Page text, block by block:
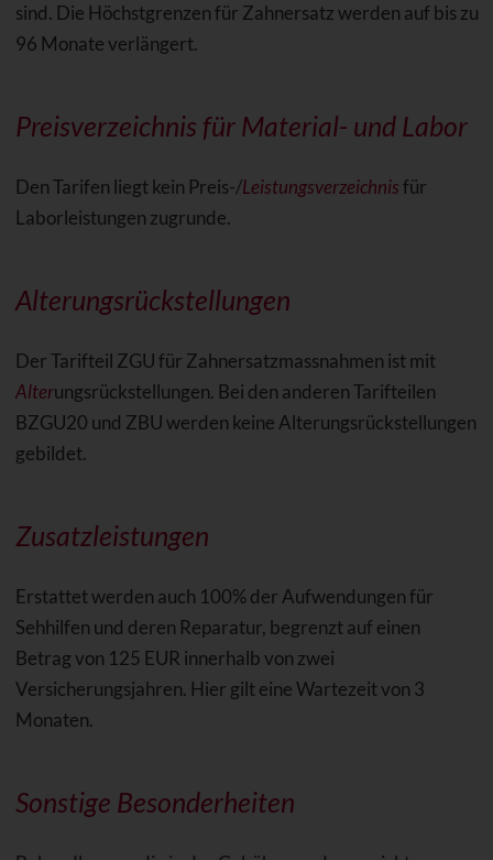
sind. Die Höchstgrenzen für Zahnersatz werden auf bis zu
96 Monate verlängert.
Preisverzeichnis für Material- und Labor
Den Tarifen liegt kein Preis-/Leistungsverzeichnisfür
Laborleistungen zugrunde.
Alterungsrückstellungen
Der Tarifteil ZGU für Zahnersatzmassnahmen ist mit
Alterungsrückstellungen. Bei den anderen Tarifteilen
BZGU20 und ZBU werden keine Alterungsrückstellungen
gebildet.
Zusatzleistungen
Erstattet werden auch 100% der Aufwendungen für
Sehhilfen und deren Reparatur, begrenzt auf einen
Betrag von 125 EUR innerhalb von zwei
Versicherungsjahren. Hier gilt eine Wartezeit von 3
Monaten.
Sonstige Besonderheiten